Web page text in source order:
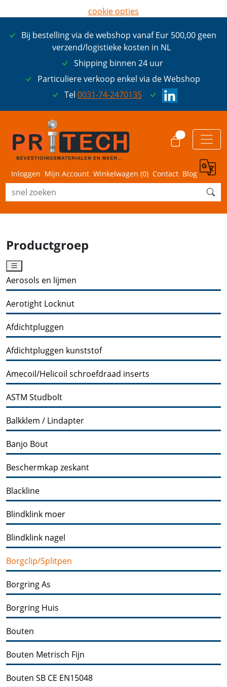
Bij bestelling via de webshop vanaf Eur 500,00 geen
verzend/logistieke kosten in NL
Shipping binnen 24 uur
Particuliere verkoop enkel via de Webshop
Tel 0031-74-2470135
Inloggen Mijn Account Winkelwagen (0) Contact Blog
Productgroep
Aerosols en lijmen
Aerotight Locknut
Afdichtpluggen
Afdichtpluggen kunststof
Amecoil/Helicoil schroefdraad inserts
ASTM Studbolt
Balkklem / Lindapter
Banjo Bout
Beschermkap zeskant
Blackline
Blindklink moer
Blindklink nagel
Borgclip/Splitpen
Borgring As
Borgring Huis
Bouten
Bouten Metrisch Fijn
Bouten SB CE EN15048
cookie opties
ik ga akkoord met cookies